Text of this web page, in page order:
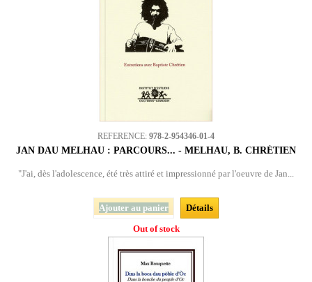
REFERENCE: 978-2-954346-01-4
JAN DAU MELHAU : PARCOURS... - MELHAU, B. CHRÉTIEN
"J'ai, dès l'adolescence, été très attiré et impressionné par l'oeuvre de Jan...
Ajouter au panier
Détails
Out of stock